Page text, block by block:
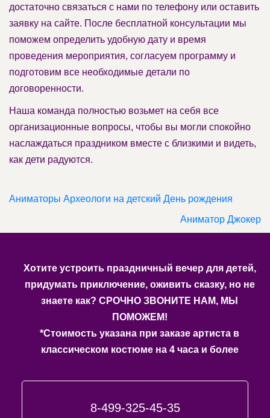
достаточно связаться с нами по телефону или оставить
заявку на сайте. После бесплатной консультации мы
поможем определить удобную дату и время
проведения мероприятия, согласуем программу и
подготовим все необходимые детали по
договоренности.
Наша команда полностью возьмет на себя все
организационные вопросы, чтобы вы могли спокойно
наслаждаться праздником вместе с близкими и видеть,
как дети радуются.
Аниматоры Археологи на детский День рождения
Аниматор Джокер
Хотите устроить праздничный вечер для детей,
придумать приключение, оживить сказку, но не
знаете как? СРОЧНО ЗВОНИТЕ НАМ, МЫ
ПОМОЖЕМ!
*Стоимость указана при заказе артиста в
классическом костюме на 4 часа и более
8-499-325-45-35